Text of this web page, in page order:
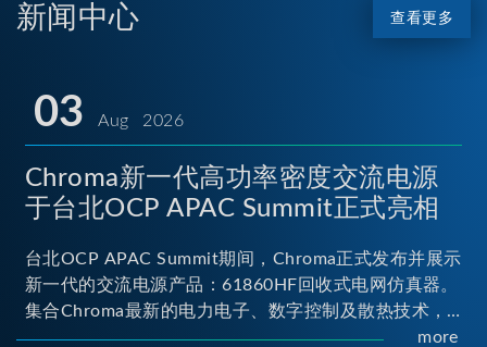
新闻中心 查看更多
03 Aug 2026
Chroma新一代高功率密度交流电源
于台北OCP APAC Summit正式亮相
台北OCP APAC Summit期间，Chroma正式发布并展示
新一代的交流电源产品：61860HF回收式电网仿真器。
集合Chroma最新的电力电子、数字控制及散热技术，
实现5U高度具备最大60kVA功率输出能力，为业界指针
more